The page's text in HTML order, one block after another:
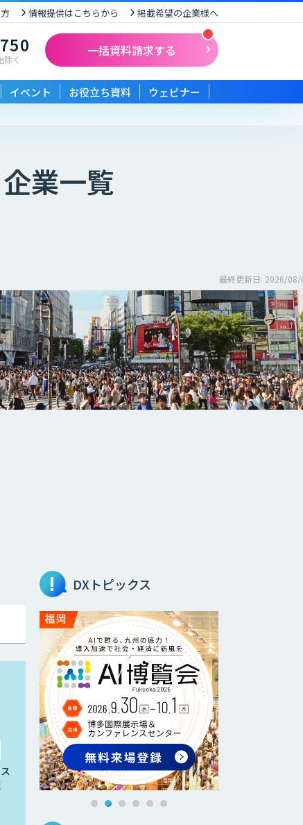
情報提供はこちらから 掲載希望の企業様へ
く
一括資料請求する
イベント お役立ち資料 ウェビナー
業一覧
最終更新日: 2026/08/
DXトピックス